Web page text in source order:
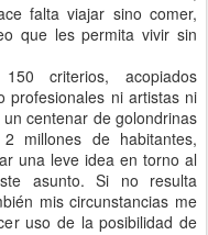
falta viajar sino comer,
que les permita vivir sin
criterios, acopiados
profesionales ni artistas ni
centenar de golondrinas
millones de habitantes,
una leve idea en torno al
asunto. Si no resulta
mis circunstancias me
uso de la posibilidad de